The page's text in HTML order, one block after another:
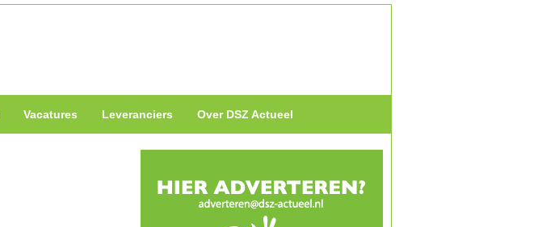
Vacatures Leveranciers Over DSZ Actueel